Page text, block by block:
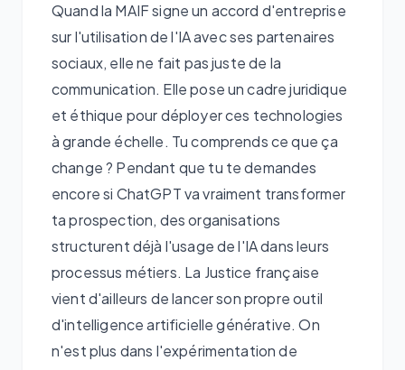
Quand la MAIF signe un accord d'entreprise
sur l'utilisation de l'IA avec ses partenaires
sociaux, elle ne fait pas juste de la
communication. Elle pose un cadre juridique
et éthique pour déployer ces technologies
à grande échelle. Tu comprends ce que ça
change ? Pendant que tu te demandes
encore si ChatGPT va vraiment transformer
ta prospection, des organisations
structurent déjà l'usage de l'IA dans leurs
processus métiers. La Justice française
vient d'ailleurs de lancer son propre outil
d'intelligence artificielle générative. On
n'est plus dans l'expérimentation de